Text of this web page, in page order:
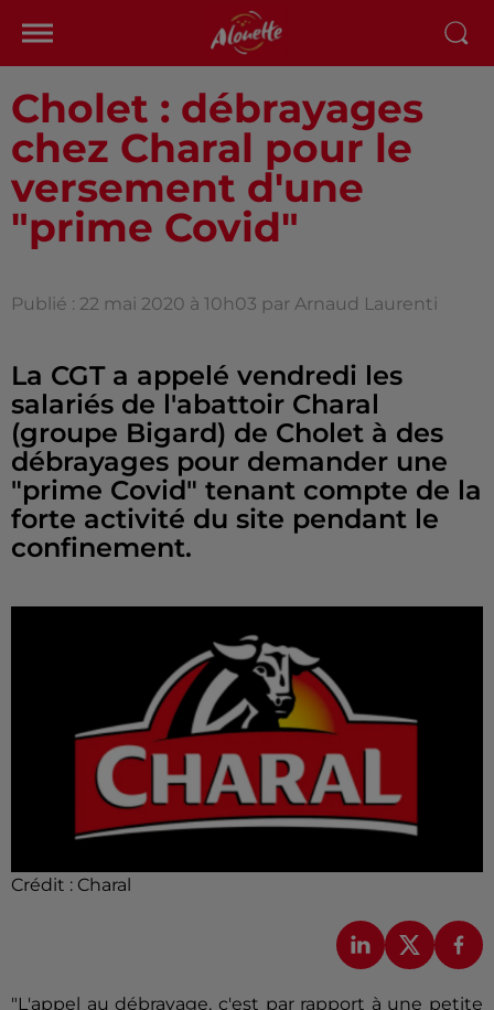
Cholet : débrayages
chez Charal pour le
versement d'une
"prime Covid"
Publié : 22 mai 2020 à 10h03 par Arnaud Laurenti
La CGT a appelé vendredi les
salariés de l'abattoir Charal
(groupe Bigard) de Cholet à des
débrayages pour demander une
"prime Covid" tenant compte de la
forte activité du site pendant le
confinement.
Crédit : Charal
"L'appel au débrayage, c'est par rapport à une petite